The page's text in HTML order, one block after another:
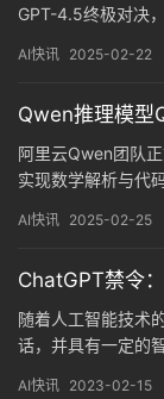
GPT-4.5终极对决
AI快讯 2025-02-22
Qwen推理模型
阿里云Qwen团队
实现数学解析与代
Apache 2.0开源协
AI快讯 2025-02-25
ChatGPT禁令
随着人工智能技术
话，并具有一定的
AI快讯 2023-02-15